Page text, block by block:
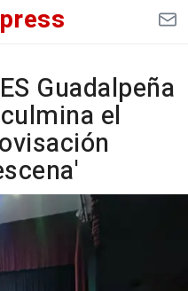
press
Guadalpeña
el